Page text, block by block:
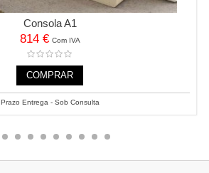
Consola A1
814 € Com IVA
COMPRAR
Prazo Entrega - Sob Consulta